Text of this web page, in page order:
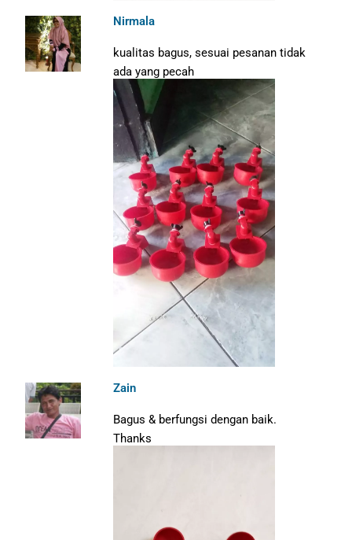
Nirmala
kualitas bagus, sesuai pesanan tidak
ada yang pecah
Zain
Bagus & berfungsi dengan baik.
Thanks